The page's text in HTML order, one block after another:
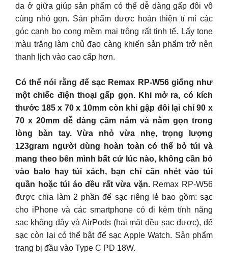
da ở giữa giúp sản phẩm có thể dễ dàng gấp đôi vô
cùng nhỏ gọn. Sản phẩm được hoàn thiện tỉ mỉ các
góc cạnh bo cong mềm mại trông rất tinh tế. Lấy tone
màu trắng làm chủ đạo càng khiến sản phẩm trở nên
thanh lịch vào cao cấp hơn.
Có thể nói rằng đế sạc Remax RP-W56 giống như
một chiếc điện thoại gấp gọn. Khi mở ra, có kích
thước 185 x 70 x 10mm còn khi gập đôi lại chỉ 90 x
70 x 20mm dễ dàng cầm nắm và nằm gọn trong
lòng bàn tay. Vừa nhỏ vừa nhẹ, trọng lượng
123gram người dùng hoàn toàn có thể bỏ túi và
mang theo bên mình bất cứ lúc nào, không cần bỏ
vào balo hay túi xách, bạn chỉ cần nhét vào túi
quần hoặc túi áo đều rất vừa vặn.Remax RP-W56
được chia làm 2 phần đế sạc riêng lẻ bao gồm: sạc
cho iPhone và các smartphone có đi kèm tính năng
sạc không dây và AirPods (hai mặt đều sạc được), đế
sạc còn lại có thể bật để sạc Apple Watch. Sản phẩm
trang bị đầu vào Type C PD 18W.